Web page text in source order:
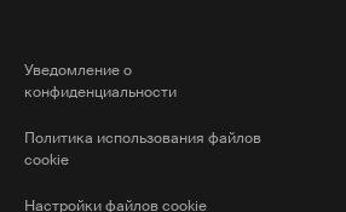
Уведомление о
конфиденциальности
Политика использования файлов
cookie
Настройки файлов cookie